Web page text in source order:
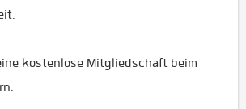
eine kostenlose Mitgliedschaft beim